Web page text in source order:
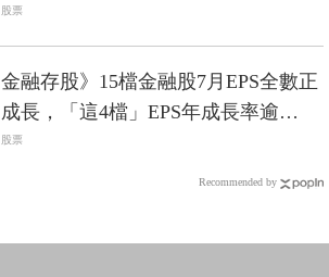
情谷底」
股票
金融存股》15檔金融股7月EPS全數正
成長，「這4檔」EPS年成長率逾
100%
股票
Recommended by